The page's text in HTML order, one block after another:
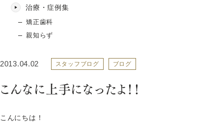
治療・症例集
矯正歯科
親知らず
2013.04.02 スタッフブログ ブログ
こんなに上手になったよ！！
こんにちは！